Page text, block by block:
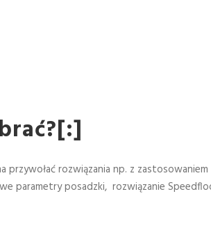
rozwiązania np. z zastosowaniem
parametry posadzki, rozwiązanie